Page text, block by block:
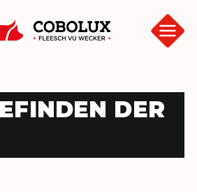
Cob
olux
DER